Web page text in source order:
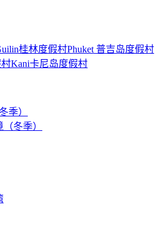
桂林度假村Phuket 普吉岛度假村
Kani卡尼岛度假村
季）
冬季）